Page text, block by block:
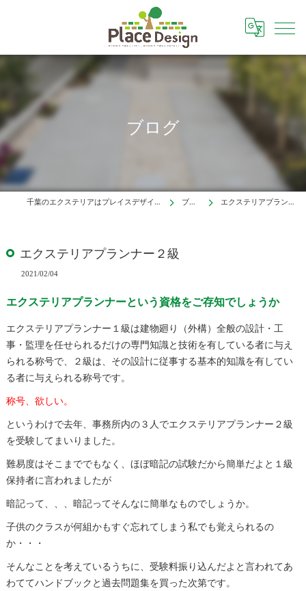
ブログ
千葉のエクステリアはプレイスデザイン株式会社 ブログ エクステリアプランナー２級
エクステリアプランナー２級
2021/02/04
エクステリアプランナーという資格をご存知でしょうか
エクステリアプランナー１級は建物廻り（外構）全般の設計・工
事・監理を任せられるだけの専門知識と技術を有している者に与え
られる称号で、２級は、その設計に従事する基本的知識を有してい
る者に与えられる称号です。
称号、欲しい。
というわけで去年、事務所内の３人でエクステリアプランナー２級
を受験してまいりました。
難易度はそこまででもなく、ほぼ暗記の試験だから簡単だよと１級
保持者に言われましたが
暗記って、、、暗記ってそんなに簡単なものでしょうか。
子供のクラスが何組かもすぐ忘れてしまう私でも覚えられるの
か・・・
そんなことを考えているうちに、受験料振り込んだよと言われてあ
わててハンドブックと過去問題集を買った次第です。